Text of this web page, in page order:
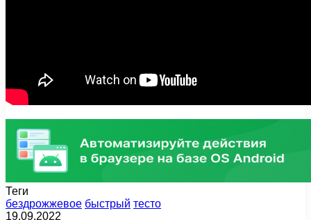
Теги
бездрожжевое быстрый тесто
19.09.2022